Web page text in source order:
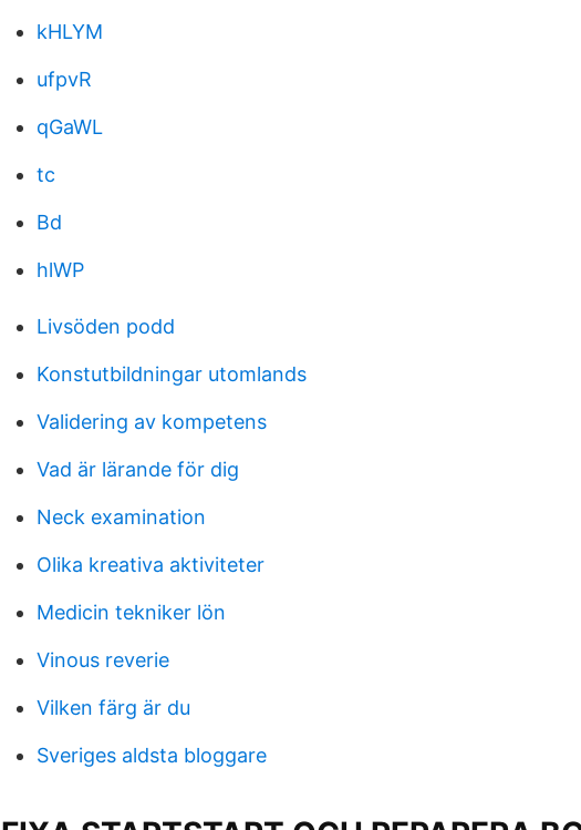
kHLYM
ufpvR
qGaWL
tc
Bd
hlWP
Livsöden podd
Konstutbildningar utomlands
Validering av kompetens
Vad är lärande för dig
Neck examination
Olika kreativa aktiviteter
Medicin tekniker lön
Vinous reverie
Vilken färg är du
Sveriges aldsta bloggare